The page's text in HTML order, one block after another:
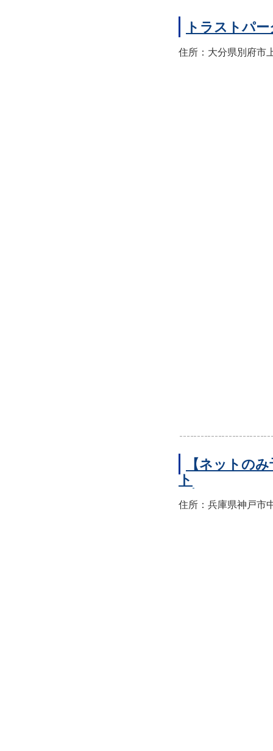
トラストパ
住所：大分県別府市
【ネットの
ト
住所：兵庫県神戸市